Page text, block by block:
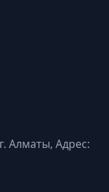
Алматы, Адрес: